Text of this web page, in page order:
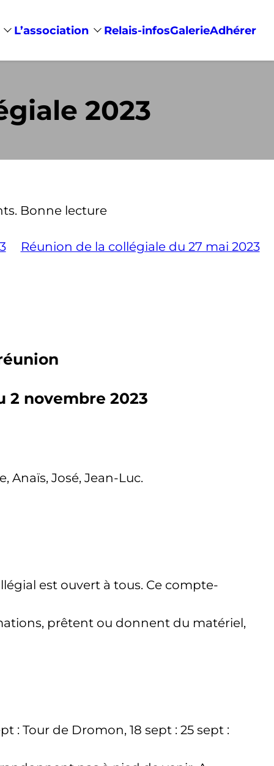
L’association Relais-infosGalerieAdhérer
2023
Bonne lecture
Réunion de la collégiale du 27 mai 2023
2 novembre 2023
Anaïs, José, Jean-Luc.
est ouvert à tous. Ce compte-
prêtent ou donnent du matériel,
: Tour de Dromon, 18 sept : 25 sept :